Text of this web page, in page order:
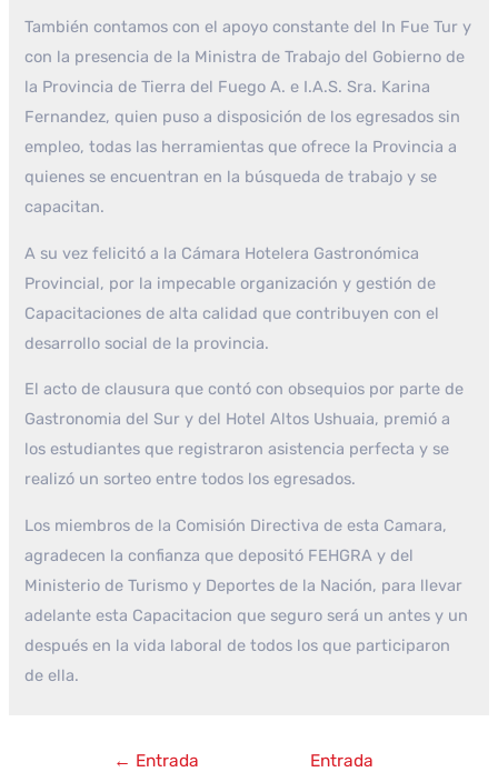
También contamos con el apoyo constante del In Fue Tur y
con la presencia de la Ministra de Trabajo del Gobierno de
la Provincia de Tierra del Fuego A. e I.A.S. Sra. Karina
Fernandez, quien puso a disposición de los egresados sin
empleo, todas las herramientas que ofrece la Provincia a
quienes se encuentran en la búsqueda de trabajo y se
capacitan.
A su vez felicitó a la Cámara Hotelera Gastronómica
Provincial, por la impecable organización y gestión de
Capacitaciones de alta calidad que contribuyen con el
desarrollo social de la provincia.
El acto de clausura que contó con obsequios por parte de
Gastronomia del Sur y del Hotel Altos Ushuaia, premió a
los estudiantes que registraron asistencia perfecta y se
realizó un sorteo entre todos los egresados.
Los miembros de la Comisión Directiva de esta Camara,
agradecen la confianza que depositó FEHGRA y del
Ministerio de Turismo y Deportes de la Nación, para llevar
adelante esta Capacitacion que seguro será un antes y un
después en la vida laboral de todos los que participaron
de ella.
Navegación
← Entrada
Entrada